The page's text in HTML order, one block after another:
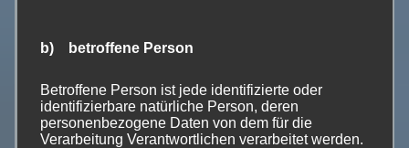
diesen Verdrängungswettbewerb und
erforderlich. Die Größe der Betriebe ist dabei kein
zwingend negativer Faktor für biodiversitätserhaltende
Landwirtschaft. Besondere Formen der Landwirtschaft,
b) betroffene Person
Betroffene Person ist jede identifizierte oder
identifizierbare natürliche Person, deren
personenbezogene Daten von dem für die
Verarbeitung Verantwortlichen verarbeitet werden.